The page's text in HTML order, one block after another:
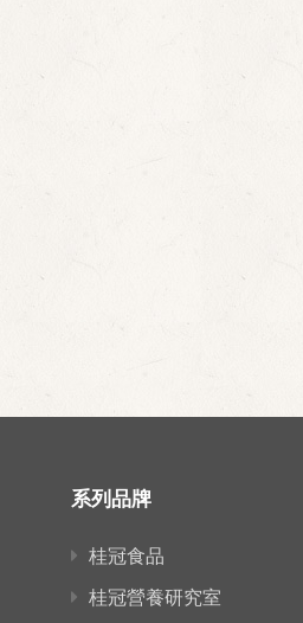
系列品牌
桂冠食品
桂冠營養研究室